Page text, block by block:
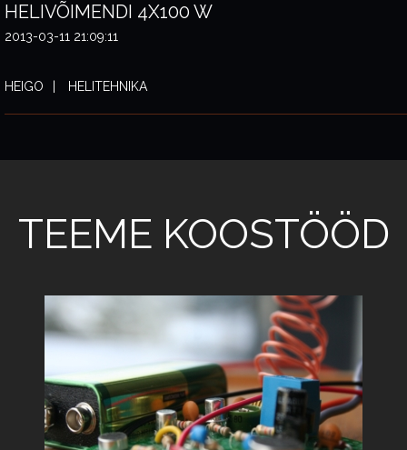
HELIVÕIMENDI 4X100 W
2013-03-11 21:09:11
HEIGO HELITEHNIKA
TEEME KOOSTÖÖD